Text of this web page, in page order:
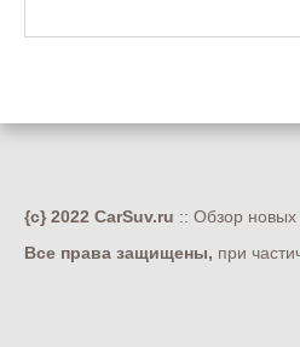
{c} 2022 CarSuv.ru :: Обзор новых
Все права защищены, при